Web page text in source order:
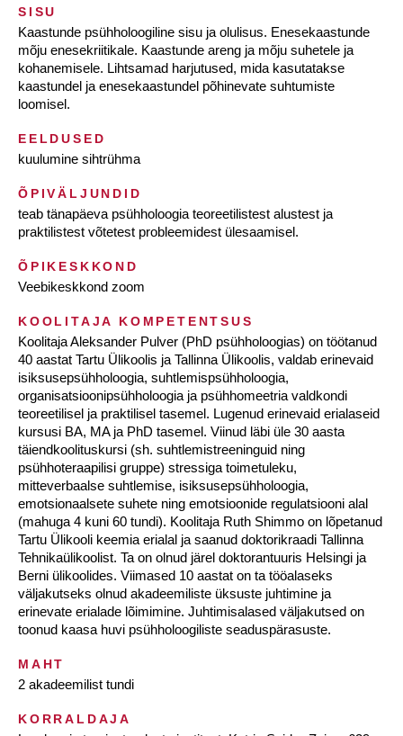
SISU
Kaastunde psühholoogiline sisu ja olulisus. Enesekaastunde
mõju enesekriitikale. Kaastunde areng ja mõju suhetele ja
kohanemisele. Lihtsamad harjutused, mida kasutatakse
kaastundel ja enesekaastundel põhinevate suhtumiste
loomisel.
EELDUSED
kuulumine sihtrühma
ÕPIVÄLJUNDID
teab tänapäeva psühholoogia teoreetilistest alustest ja
praktilistest võtetest probleemidest ülesaamisel.
ÕPIKESKKOND
Veebikeskkond zoom
KOOLITAJA KOMPETENTSUS
Koolitaja Aleksander Pulver (PhD psühholoogias) on töötanud
40 aastat Tartu Ülikoolis ja Tallinna Ülikoolis, valdab erinevaid
isiksusepsühholoogia, suhtlemispsühholoogia,
organisatsioonipsühholoogia ja psühhomeetria valdkondi
teoreetilisel ja praktilisel tasemel. Lugenud erinevaid erialaseid
kursusi BA, MA ja PhD tasemel. Viinud läbi üle 30 aasta
täiendkoolituskursi (sh. suhtlemistreeninguid ning
psühhoteraapilisi gruppe) stressiga toimetuleku,
mitteverbaalse suhtlemise, isiksusepsühholoogia,
emotsionaalsete suhete ning emotsioonide regulatsiooni alal
(mahuga 4 kuni 60 tundi). Koolitaja Ruth Shimmo on lõpetanud
Tartu Ülikooli keemia erialal ja saanud doktorikraadi Tallinna
Tehnikaülikoolist. Ta on olnud järel doktorantuuris Helsingi ja
Berni ülikoolides. Viimased 10 aastat on ta tööalaseks
väljakutseks olnud akadeemiliste üksuste juhtimine ja
erinevate erialade lõimimine. Juhtimisalased väljakutsed on
toonud kaasa huvi psühholoogiliste seaduspärasuste.
MAHT
2 akadeemilist tundi
KORRALDAJA